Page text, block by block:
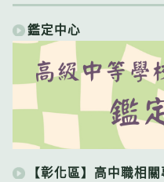
鑑定中心
【彰化區】高中職相